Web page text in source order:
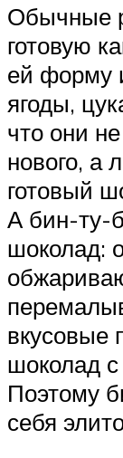
Обычные
готовую
ей форму
ягоды,
что они
нового, а
готовый
А бин-ту-
шоколад:
вкусовые
шоколад
Поэтому
себя